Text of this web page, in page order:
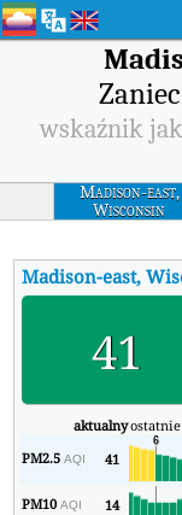
wskaźnik
Madison-east,
Wisconsin
Madison-east,
41
aktualny
PM2.5AQI 41
PM10AQI 14